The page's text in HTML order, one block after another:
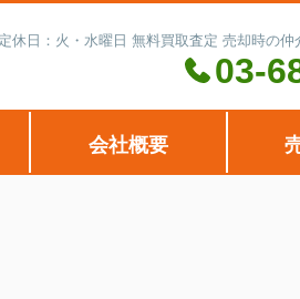
日：火・水曜日 無料買取査定 売却時の
03-
会社概要